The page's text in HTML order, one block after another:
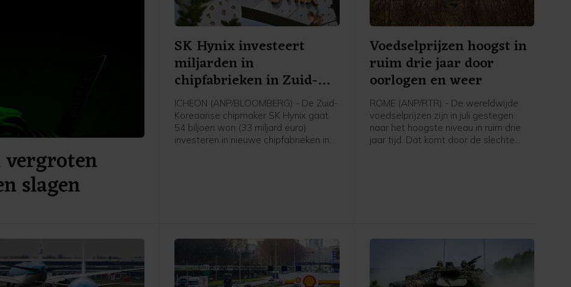
slagen
SK Hynix investeert
miljarden in
chipfabrieken in Zuid-
Korea
ICHEON (ANP/BLOOMBERG) - De Zuid-
Koreaanse chipmaker SK Hynix gaat
54 biljoen won (33 miljard euro)
investeren in nieuwe chipfabrieken in
april 2031.
Voedselprijzen hoogst in
ruim drie jaar door
oorlogen en weer
ROME (ANP/RTR) - De wereldwijde
voedselprijzen zijn in juli gestegen
naar het hoogste niveau in ruim drie
jaar tijd. Dat komt door de slechte